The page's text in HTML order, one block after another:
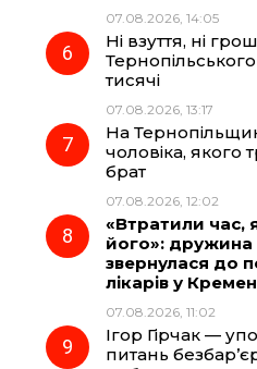
07.08.2026, 14:05
Ні взуття, ні
тисячі
07.08.2026, 13:17
На
чоловіка, якого
брат
07.08.2026, 12:02
«Втратили час,
його»: дружина
звернулася до
лікарів у
07.08.2026, 11:02
Ігор Гірчак —
питань